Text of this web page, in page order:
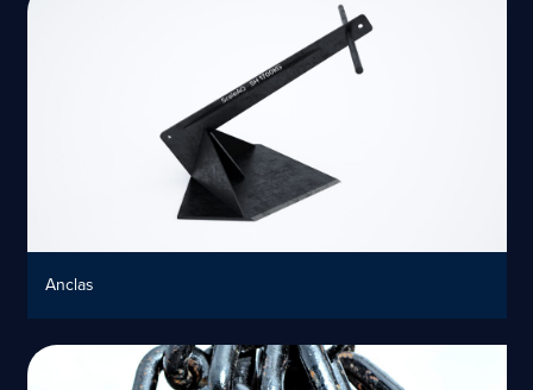
Anclas